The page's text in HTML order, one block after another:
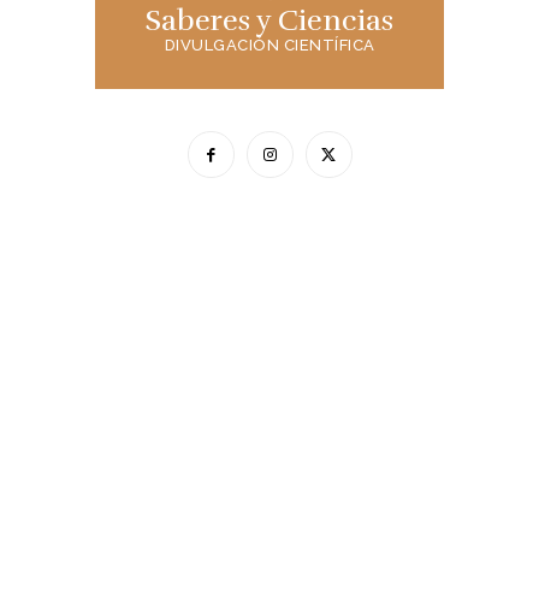
Saberes y Ciencias
DIVULGACIÓN CIENTÍFICA